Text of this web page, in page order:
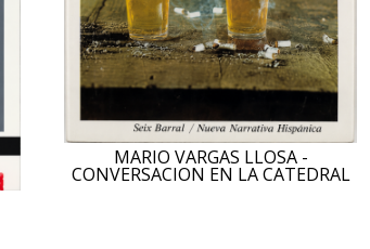
MARIO VARGAS LLOSA -
CONVERSACION EN LA CATEDRAL